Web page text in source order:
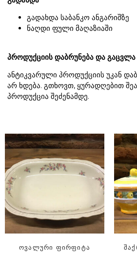
გადახდა საბანკო ანგარიშზე
ნაღდი ფული მაღაზიაში
პროდუქციის დაბრუნება და გაცვლა
ანტიკვარული პროდუქციის უკან
არ ხდება. გთხოვთ, ყურადღებით
პროდუქცია შეძენამდე.
ოვალური ფირფიტა